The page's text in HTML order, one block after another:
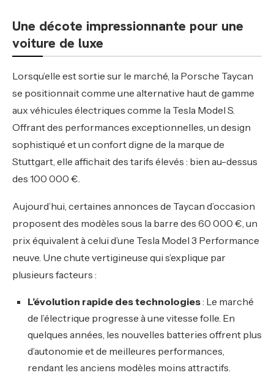
Une décote impressionnante pour une
voiture de luxe
Lorsqu’elle est sortie sur le marché, la Porsche Taycan
se positionnait comme une alternative haut de gamme
aux véhicules électriques comme la Tesla Model S.
Offrant des performances exceptionnelles, un design
sophistiqué et un confort digne de la marque de
Stuttgart, elle affichait des tarifs élevés : bien au-dessus
des 100 000 €.
Aujourd’hui, certaines annonces de Taycan d’occasion
proposent des modèles sous la barre des 60 000 €, un
prix équivalent à celui d’une Tesla Model 3 Performance
neuve. Une chute vertigineuse qui s’explique par
plusieurs facteurs :
L’évolution rapide des technologies: Le marché
de l’électrique progresse à une vitesse folle. En
quelques années, les nouvelles batteries offrent plus
d’autonomie et de meilleures performances,
rendant les anciens modèles moins attractifs.